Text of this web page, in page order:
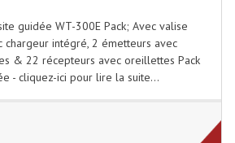
Théatre: Plan Convexe Fresnel
Rampe De Spots
guidée WT-300E Pack; Avec valise
chargeur intégré, 2 émetteurs avec
& 22 récepteurs avec oreillettes Pack
- cliquez-ici pour lire la suite...